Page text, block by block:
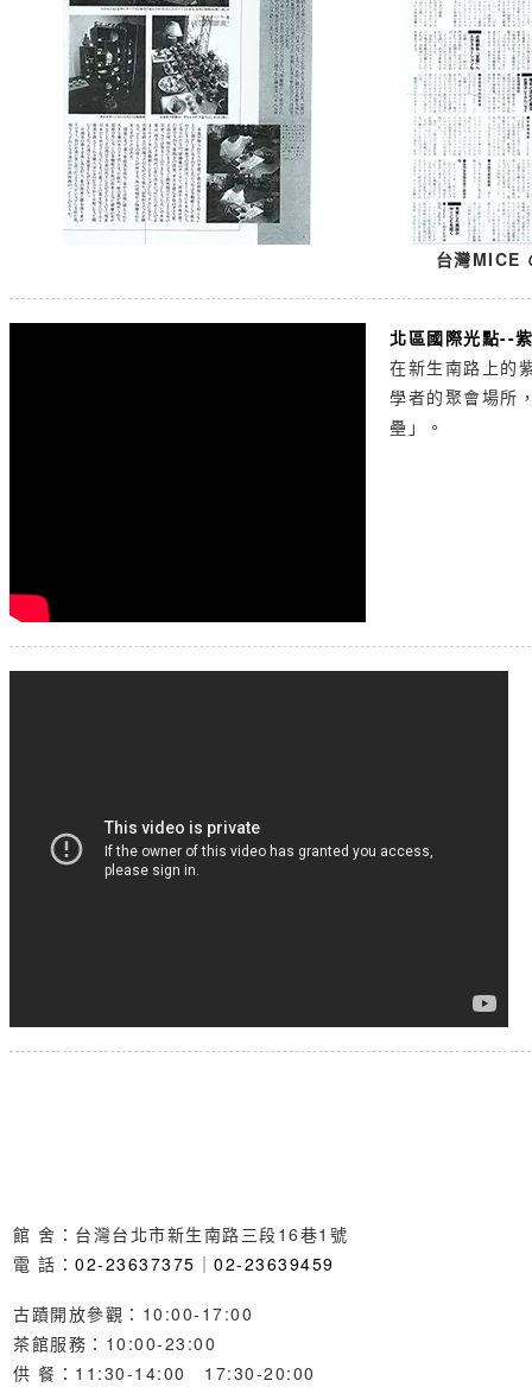
台灣MICE
北區國際光點--
在新生南路上的
學者­的聚會場所
壘」。
館 舍：台灣台北市新生南路三段16巷1號
電 話： 02-23637375 ｜ 02-23639459
古蹟開放參觀：10:00-17:00
茶館服務：10:00-23:00
供 餐：11:30-14:00 17:30-20:00